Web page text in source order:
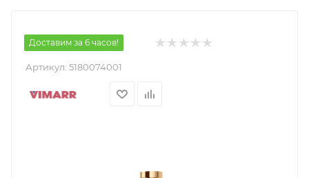
Доставим за 6 часов!
Артикул: 5180074001